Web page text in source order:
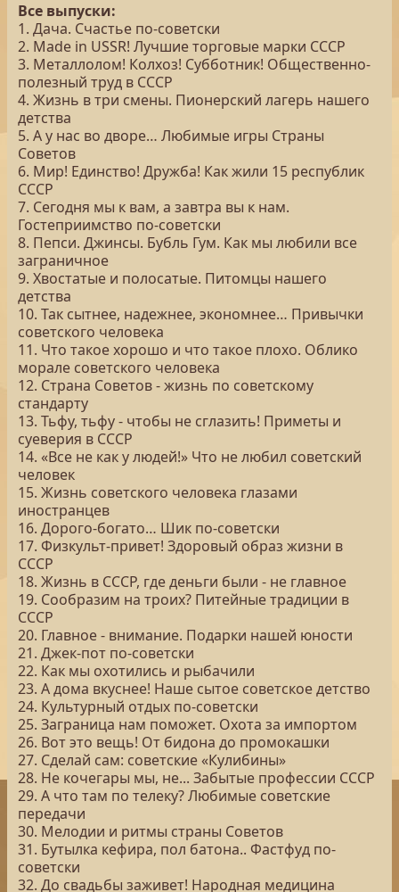
Все выпуски:
1. Дача. Счастье по-советски
2. Made in USSR! Лучшие торговые марки СССР
3. Металлолом! Колхоз! Субботник! Общественно-
полезный труд в СССР
4. Жизнь в три смены. Пионерский лагерь нашего
детства
5. А у нас во дворе… Любимые игры Страны
Советов
6. Мир! Единство! Дружба! Как жили 15 республик
СССР
7. Сегодня мы к вам, а завтра вы к нам.
Гостеприимство по-советски
8. Пепси. Джинсы. Бубль Гум. Как мы любили все
заграничное
9. Хвостатые и полосатые. Питомцы нашего
детства
10. Так сытнее, надежнее, экономнее… Привычки
советского человека
11. Что такое хорошо и что такое плохо. Облико
морале советского человека
12. Страна Советов - жизнь по советскому
стандарту
13. Тьфу, тьфу - чтобы не сглазить! Приметы и
суеверия в СССР
14. «Все не как у людей!» Что не любил советский
человек
15. Жизнь советского человека глазами
иностранцев
16. Дорого-богато… Шик по-советски
17. Физкульт-привет! Здоровый образ жизни в
СССР
18. Жизнь в СССР, где деньги были - не главное
19. Сообразим на троих? Питейные традиции в
СССР
20. Главное - внимание. Подарки нашей юности
21. Джек-пот по-советски
22. Как мы охотились и рыбачили
23. А дома вкуснее! Наше сытое советское детство
24. Культурный отдых по-советски
25. Заграница нам поможет. Охота за импортом
26. Вот это вещь! От бидона до промокашки
27. Сделай сам: советские «Кулибины»
28. Не кочегары мы, не... Забытые профессии СССР
29. А что там по телеку? Любимые советские
передачи
30. Мелодии и ритмы страны Советов
31. Бутылка кефира, пол батона.. Фастфуд по-
советски
32. До свадьбы заживет! Народная медицина